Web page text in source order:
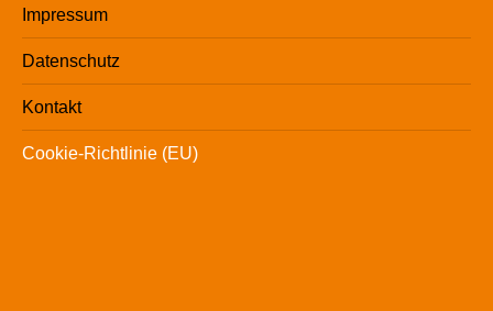
Impressum
Datenschutz
Kontakt
Cookie-Richtlinie (EU)